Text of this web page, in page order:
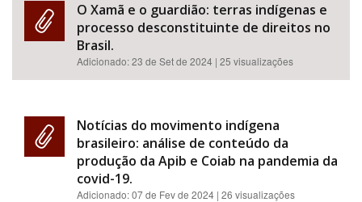
O Xamã e o guardião: terras indígenas e
processo desconstituinte de direitos no
Brasil.
Adicionado:23 de Set de 2024 | 25 visualizações
Notícias do movimento indígena
brasileiro: análise de conteúdo da
produção da Apib e Coiab na pandemia da
covid-19.
Adicionado:07 de Fev de 2024 | 26 visualizações